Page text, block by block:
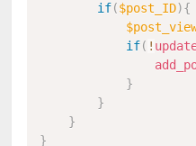
if($post_ID){
if( !
}
}
}
}